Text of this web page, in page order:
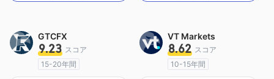
GTCFX
9.23 スコア
15-20年間
VT Markets
8.62 スコア
10-15年間